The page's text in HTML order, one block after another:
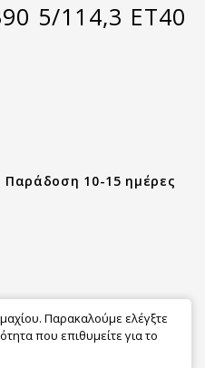
5/114,3 ET40
Παράδοση 10-15 ημέρες
Παρακαλούμε ελέγξτε
που επιθυμείτε για το